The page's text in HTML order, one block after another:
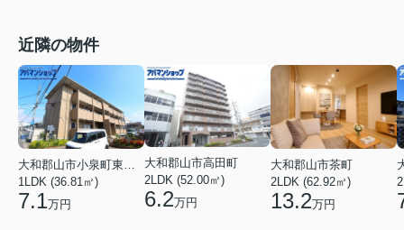
近隣の物件
大和郡山市小泉町東２丁目
1LDK (36.81㎡)
7.1万円
大和郡山市高田町
2LDK (52.00㎡)
6.2万円
大和郡山市茶町
2LDK (62.92㎡)
13.2万円